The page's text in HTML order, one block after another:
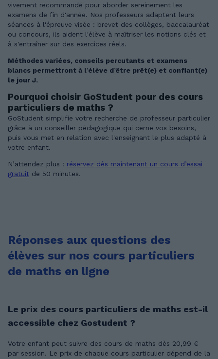
vivement recommandé pour aborder sereinement les
examens de fin d'année. Nos professeurs adaptent leurs
séances à l'épreuve visée : brevet des collèges, baccalauréat
ou concours, ils aident l'élève à maîtriser les notions clés et
à s'entraîner sur des exercices réels.
Méthodes variées, conseils percutants et examens
blancs permettront à l’élève d’être prêt(e) et confiant(e)
le jour J.
Pourquoi choisir GoStudent pour des cours
particuliers de maths ?
GoStudent simplifie votre recherche de professeur particulier
grâce à un conseiller pédagogique qui cerne vos besoins,
puis vous met en relation avec l'enseignant le plus adapté à
votre enfant.
N’attendez plus : réservez dès maintenant un cours d’essai
gratuit de 50 minutes.
Réponses aux questions des
élèves sur nos cours particuliers
de maths en ligne
Le prix des cours particuliers de maths est-il
accessible chez Gostudent ?
Votre enfant peut suivre des cours de maths dès 20,99 €
par session. Le prix de chaque cours particulier dépend de la